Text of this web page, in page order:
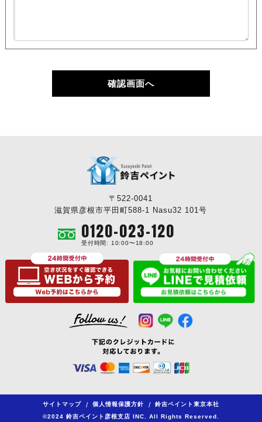
確認画面へ
〒522-0041
滋賀県彦根市平田町588-1 Nasu32 101号
0120-023-120
受付時間: 10:00〜18:00
サイトマップ / 個人情報保護方針 /
鈴吉ペイント東京本社
©2024 鈴吉ペイント彦根支店 INC. All Rights Reserved.